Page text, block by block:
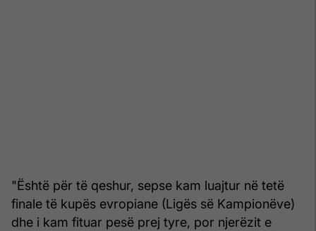
"Është për të qeshur, sepse kam luajtur në tetë
finale të kupës evropiane (Ligës së Kampionëve)
dhe i kam fituar pesë prej tyre, por njerëzit e